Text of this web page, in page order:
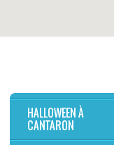
HALLOWEEN À
CANTARON